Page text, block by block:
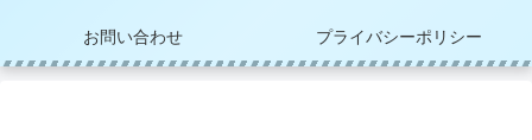
お問い合わせ プライバシーポリシー